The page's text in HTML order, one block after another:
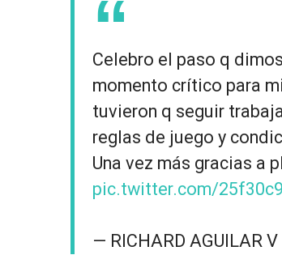
Celebro el paso q
momento crítico para
tuvieron q seguir
reglas de juego y
Una vez más gracias a
pic.twitter.com/
— RICHARD AGUILAR